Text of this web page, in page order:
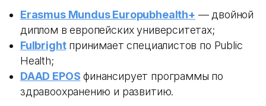
Erasmus Mundus Europubhealth+ — двойной
диплом в европейских университетах;
Fulbrightпринимает специалистов по Public
Health;
DAAD EPOS финансирует программы по
здравоохранению и развитию.